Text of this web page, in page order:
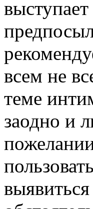
всем не
теме
заодно и